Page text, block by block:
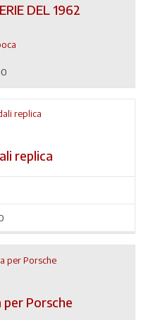
DEL 1962
replica
Porsche